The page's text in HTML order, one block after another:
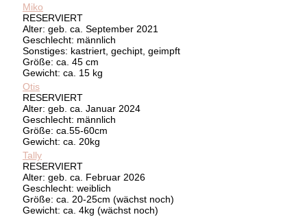
Miko
RESERVIERT
Alter: geb. ca. September 2021
Geschlecht: männlich
Sonstiges: kastriert, gechipt, geimpft
Größe: ca. 45 cm
Gewicht: ca. 15 kg
Otis
RESERVIERT
Alter: geb. ca. Januar 2024
Geschlecht: männlich
Größe: ca.55-60cm
Gewicht: ca. 20kg
Tally
RESERVIERT
Alter: geb. ca. Februar 2026
Geschlecht: weiblich
Größe: ca. 20-25cm (wächst noch)
Gewicht: ca. 4kg (wächst noch)